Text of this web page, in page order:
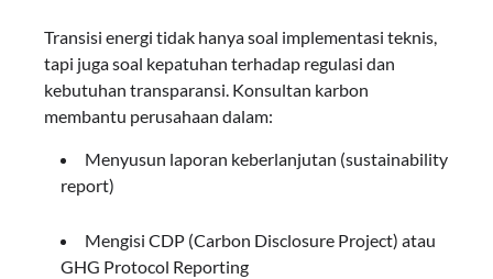
Transisi energi tidak hanya soal implementasi teknis,
tapi juga soal kepatuhan terhadap regulasi dan
kebutuhan transparansi. Konsultan karbon
membantu perusahaan dalam:
Menyusun laporan keberlanjutan (sustainability
report)
Mengisi CDP (Carbon Disclosure Project) atau
GHG Protocol Reporting